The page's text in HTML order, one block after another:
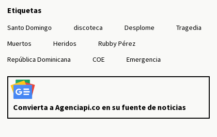
Etiquetas
Santo Domingo discoteca Desplome
Tragedia
Muertos
Heridos
Rubby Pérez
República Dominicana
COE Emergencia
Convierta a Agenciapi.co en su fuente de noticias